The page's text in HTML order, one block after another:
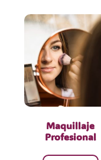
Maquillaje
Profesional